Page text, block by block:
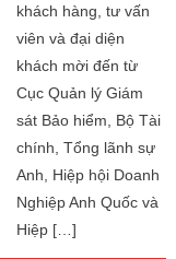
khách hàng, tư vấn
viên và đại diện
khách mời đến từ
Cục Quản lý Giám
sát Bảo hiểm, Bộ Tài
chính, Tổng lãnh sự
Anh, Hiệp hội Doanh
Nghiệp Anh Quốc và
Hiệp […]